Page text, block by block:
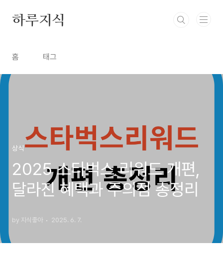
하루지식
홈 태그
상식
2025 스타벅스 리워드 개편,
달라진 혜택과 주의점 총정리
by 지식좋아 2025. 6. 7.